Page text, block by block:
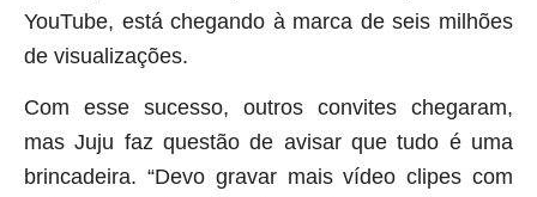
YouTube, está chegando à marca de seis milhões
de visualizações.
Com esse sucesso, outros convites chegaram,
mas Juju faz questão de avisar que tudo é uma
brincadeira. “Devo gravar mais vídeo clipes com